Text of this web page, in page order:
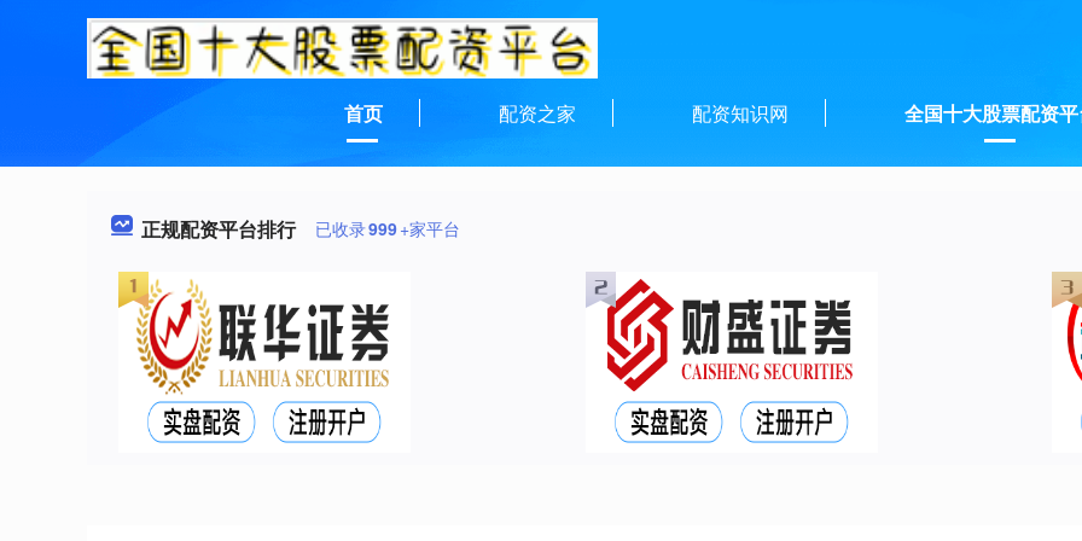
首页 配资之家 配资知识网 全国十大股票配资
正规配资平台排行 已收录999+家平台